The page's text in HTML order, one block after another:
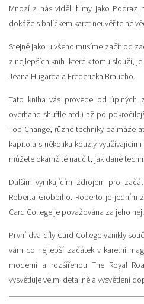
Mnozí z nás viděli filmy jako Podraz
dokáže s balíčkem karet neuvěřitelné
Stejně jako u všeho musíme začít od
z nejlepších knih, které k tomu slouží, je
Jeana Hugarda a Fredericka Braueho.
Tato kniha vás provede od úplných
overhand shuffle atd.) až po
Top Change, různé techniky palmáže
kapitola s několika kouzly
můžete okamžitě naučit, jak dané
Dalším vynikajícím zdrojem pro
Roberta Giobbiho. Roberto je jedním
Card College je považována za jeho
První dva díly Card College vznikly
vám co nejlepší začátek v karetní
moderní a rozšířenou The Royal
vysvětluje velmi detailně a vysvětlení